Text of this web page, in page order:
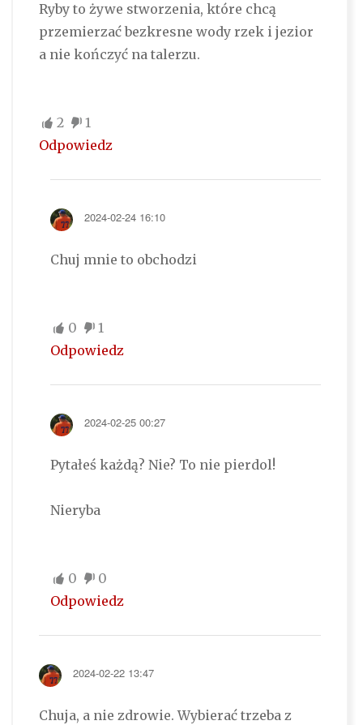
Ryby to żywe stworzenia, które chcą
przemierzać bezkresne wody rzek i jezior
a nie kończyć na talerzu.
2
1
Odpowiedz
2024-02-24 16:10
Chuj mnie to obchodzi
0
1
Odpowiedz
2024-02-25 00:27
Pytałeś każdą? Nie? To nie pierdol!
Nieryba
0
0
Odpowiedz
2024-02-22 13:47
Chuja, a nie zdrowie. Wybierać trzeba z